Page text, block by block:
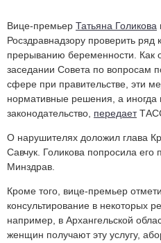
Вице-премьер Татьяна Голикова
Росздравнадзору проверить
прерыванию беременности. Как
заседании Совета по вопросам
сфере при правительстве, эти
нормативные решения, а
законодательство, передает
О нарушителях доложил глава
Савчук. Голикова попросила его
Минздрав.
Кроме того, вице-премьер
консультирование в некоторых
например, в Архангельской
женщин получают эту услугу,